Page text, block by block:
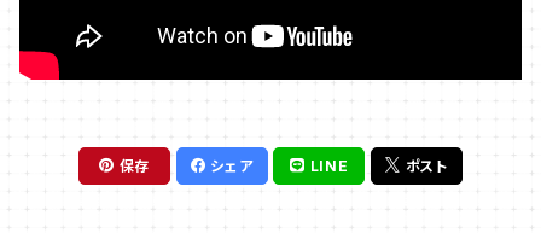
保存 シェア LINE ポスト